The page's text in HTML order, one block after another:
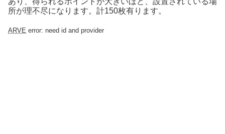
所が理不尽になります。計150枚有ります。
ARVE error: need id and provider